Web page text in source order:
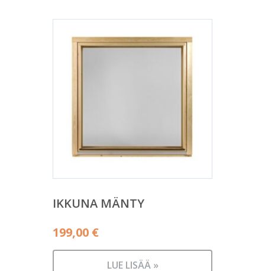
IKKUNA MÄNTY
199,00 €
LUE LISÄÄ »